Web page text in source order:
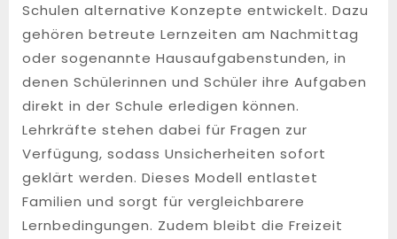
Schulen alternative Konzepte entwickelt. Dazu
gehören betreute Lernzeiten am Nachmittag
oder sogenannte Hausaufgabenstunden, in
denen Schülerinnen und Schüler ihre Aufgaben
direkt in der Schule erledigen können.
Lehrkräfte stehen dabei für Fragen zur
Verfügung, sodass Unsicherheiten sofort
geklärt werden. Dieses Modell entlastet
Familien und sorgt für vergleichbarere
Lernbedingungen. Zudem bleibt die Freizeit